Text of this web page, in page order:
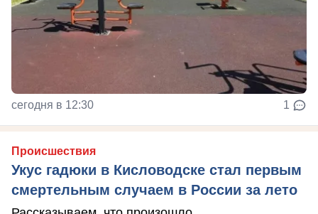
сегодня в 12:30 1
Происшествия
Укус гадюки в Кисловодске стал первым
смертельным случаем в России за лето